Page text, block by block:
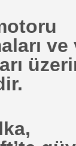
ve
TUNÇER